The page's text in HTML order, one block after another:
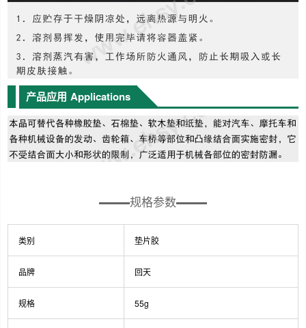
产品应用 Applications
规格参数
类别 垫片胶
品牌 回天
规格 55g